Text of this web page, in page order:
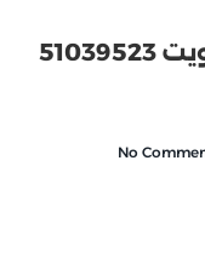
فني طباخات العارضيه الكويت 51039523